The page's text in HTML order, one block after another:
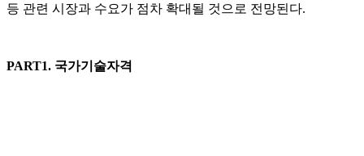
등 관련 시장과 수요가 점차 확대될 것으로 전망된다.
PART1. 국가기술자격